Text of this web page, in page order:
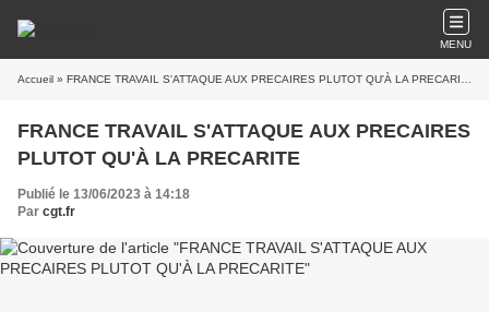
MENU
Accueil » FRANCE TRAVAIL S'ATTAQUE AUX PRECAIRES PLUTOT QU'À LA PRECARITE
FRANCE TRAVAIL S'ATTAQUE AUX PRECAIRES
PLUTOT QU'À LA PRECARITE
Publié le 13/06/2023 à 14:18
Par cgt.fr